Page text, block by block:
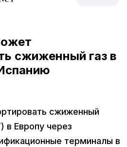
сжиженный газ в
сжиженный
в Европу через
терминалы в